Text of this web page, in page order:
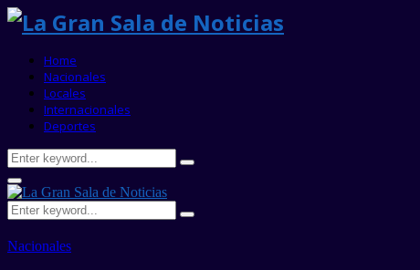
Home
Nacionales
Locales
Internacionales
Deportes
Search
for:
Search
Primary
Menu
Search
for:
Search
Nacionales